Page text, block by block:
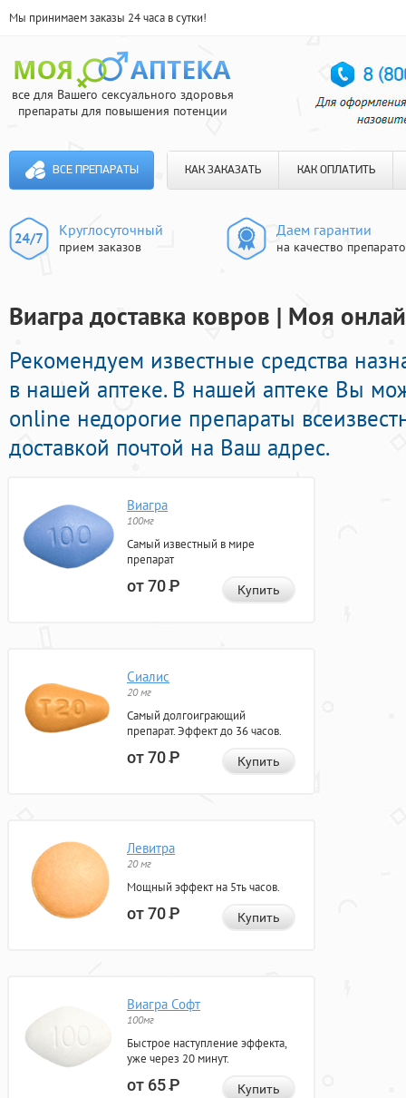
Мы принимаем заказы 24 часа в сутки!
все для Вашего сексуального здоровья
препараты для повышения потенции
ВСЕ ПРЕПАРАТЫ КАК ЗАКАЗАТЬ КАК ОПЛАТИТЬ
Круглосуточный
прием заказов
Даем гарантии
на качество
Виагра доставка ковров | Моя
Рекомендуем известные средства
в нашей аптеке. В нашей аптеке Вы
online недорогие препараты
доставкой почтой на Ваш адрес.
Виагра
100мг
Самый известный в мире
препарат
от 70Р Купить
Сиалис
20 мг
Самый долгоиграющий
препарат. Эффект до 36 часов.
от 70Р Купить
Левитра
20 мг
Мощный эффект на 5ть часов.
от 70Р Купить
Виагра Софт
100мг
Быстрое наступление эффекта,
уже через 20 минут.
от 65Р Купить